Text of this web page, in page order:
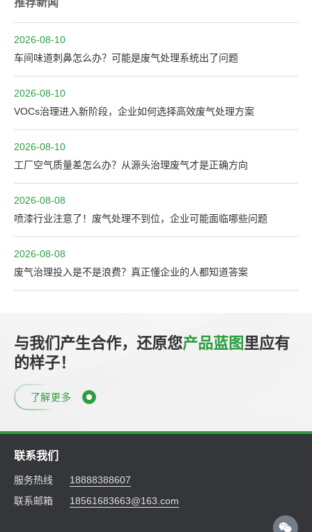
推荐新闻
2026-08-10
车间味道刺鼻怎么办？可能是废气处理系统出了问题
2026-08-10
VOCs治理进入新阶段，企业如何选择高效废气处理方案
2026-08-10
工厂空气质量差怎么办？从源头治理废气才是正确方向
2026-08-08
喷漆行业注意了！废气处理不到位，企业可能面临哪些问题
2026-08-08
废气治理投入是不是浪费？真正懂企业的人都知道答案
与我们产生合作，还原您产品蓝图里应有
的样子！
了解更多
联系我们
服务热线
18888388607
联系邮箱
18561683663@163.com